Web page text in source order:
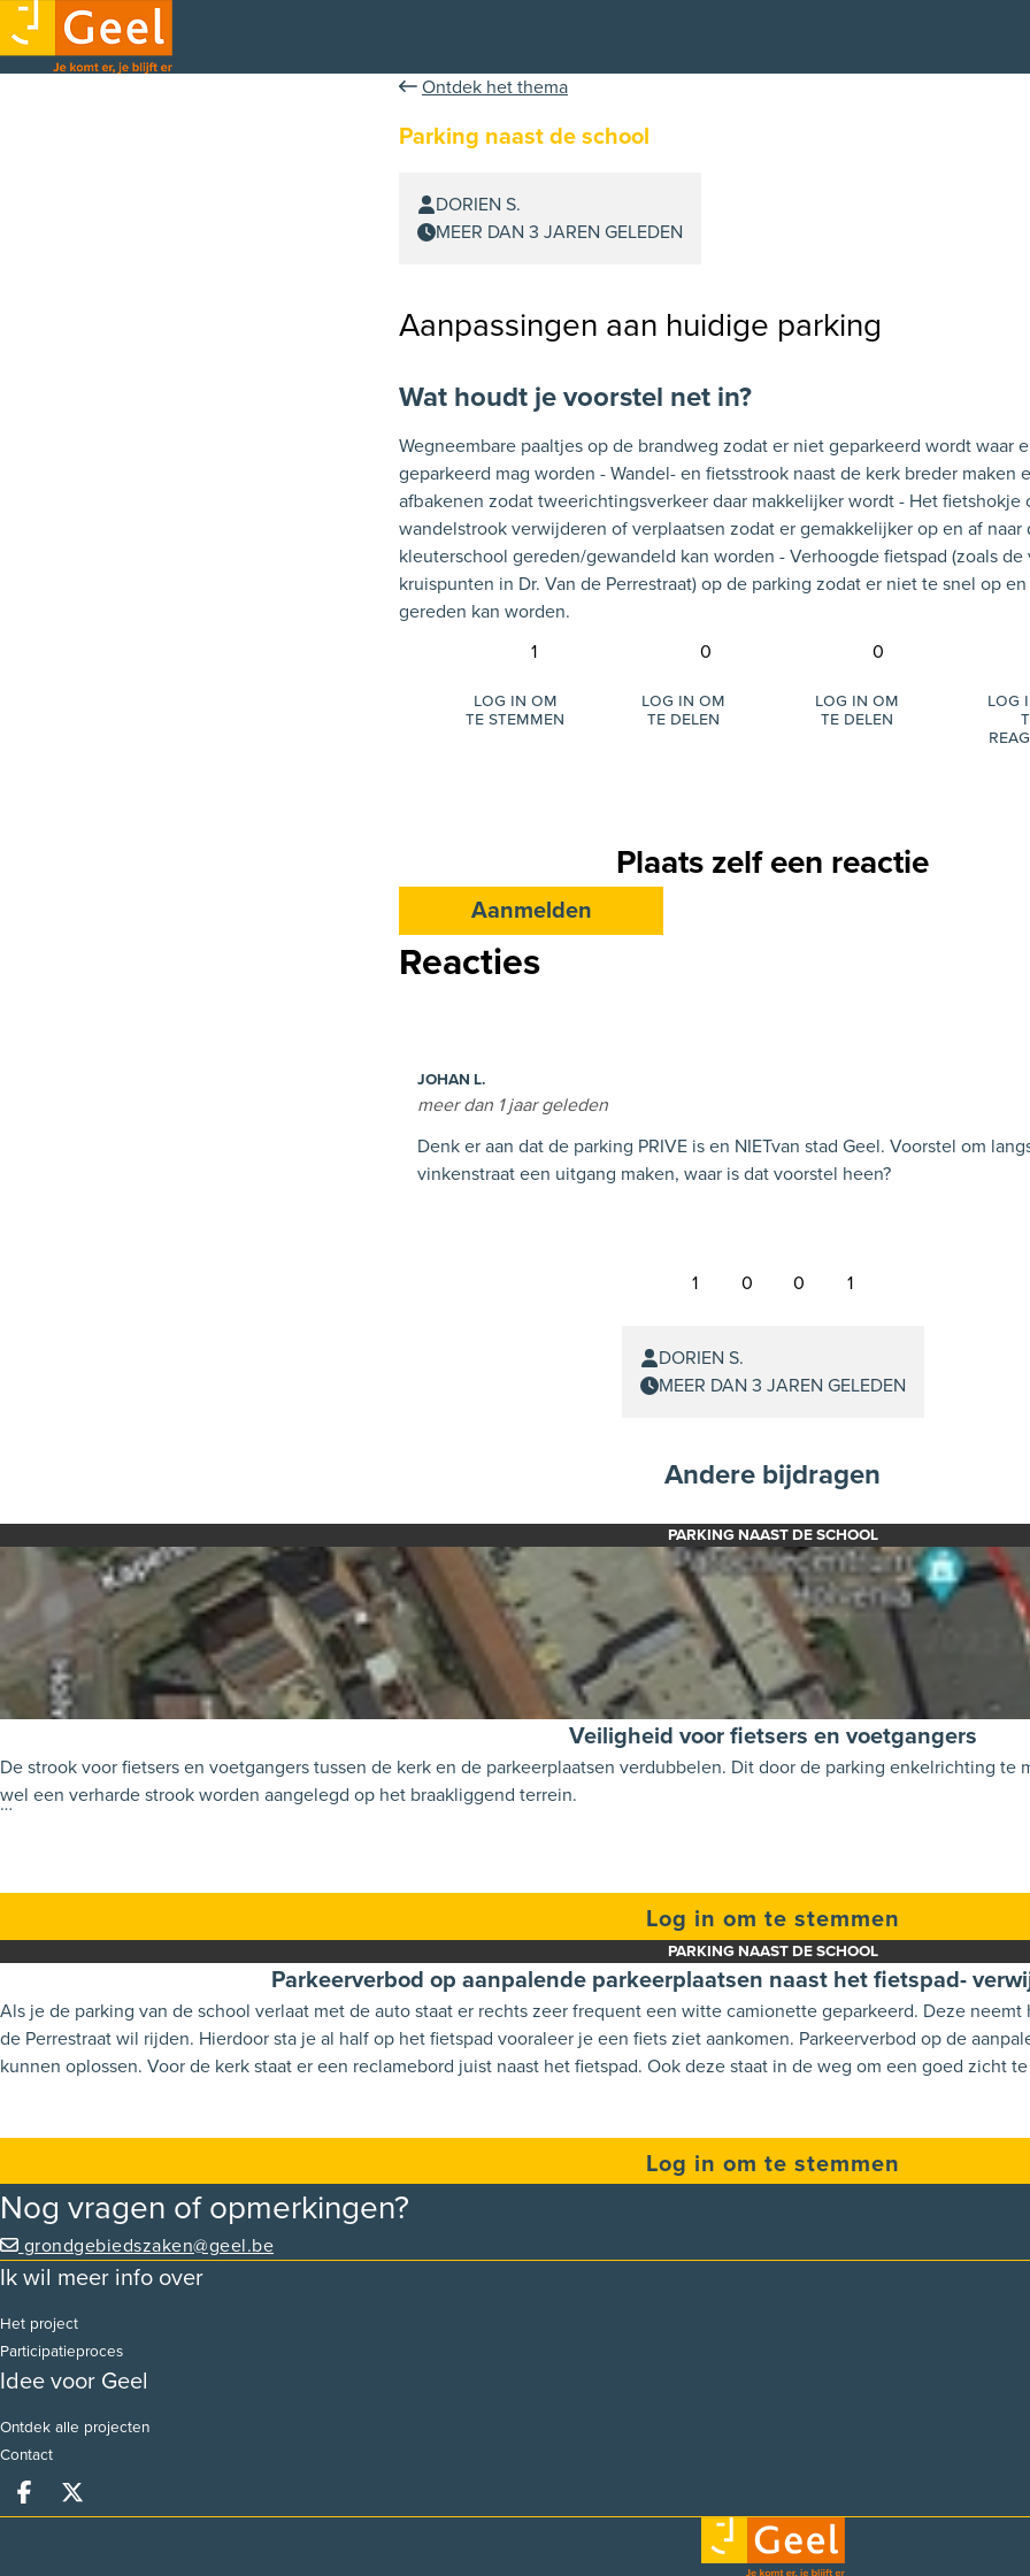
Ontdek het thema
Parking naast de school
DORIEN S.
MEER DAN 3 JAREN GELEDEN
Aanpassingen aan huidige parking
Wat houdt je voorstel net in?
Wegneembare paaltjes op de brandweg zodat er niet geparkeerd wordt waar
geparkeerd mag worden - Wandel- en fietsstrook naast de kerk breder maken
afbakenen zodat tweerichtingsverkeer daar makkelijker wordt - Het fietshokje
wandelstrook verwijderen of verplaatsen zodat er gemakkelijker op en af naar
kleuterschool gereden/gewandeld kan worden - Verhoogde fietspad (zoals de
kruispunten in Dr. Van de Perrestraat) op de parking zodat er niet te snel op
gereden kan worden.
1
Log in om
te stemmen
0
Log in om
te delen
0
Log in om
te delen
Log
Plaats zelf een reactie
Aanmelden
Reacties
JOHAN L.
meer dan 1 jaar geleden
Denk er aan dat de parking PRIVE is en NIETvan stad Geel. Voorstel om
vinkenstraat een uitgang maken, waar is dat voorstel heen?
1 0 0 1
DORIEN S.
MEER DAN 3 JAREN GELEDEN
Andere bijdragen
PARKING NAAST DE SCHOOL
Veiligheid voor fietsers en voetgangers
De strook voor fietsers en voetgangers tussen de kerk en de parkeerplaatsen verdubbelen. Dit door de parking enkelrichting te
wel een verharde strook worden aangelegd op het braakliggend terrein.
Log in om te stemmen
PARKING NAAST DE SCHOOL
Parkeerverbod op aanpalende parkeerplaatsen naast het fietspad-
Als je de parking van de school verlaat met de auto staat er rechts zeer frequent een witte camionette geparkeerd. Deze
de Perrestraat wil rijden. Hierdoor sta je al half op het fietspad vooraleer je een fiets ziet aankomen. Parkeerverbod op de
kunnen oplossen. Voor de kerk staat er een reclamebord juist naast het fietspad. Ook deze staat in de weg om een goed zicht te hebben op het fietspad. Deze zou eventueel kunnen verplaatst
Log in om te stemmen
Nog vragen of opmerkingen?
grondgebiedszaken@geel.be
Ik wil meer info over
Het project
Participatieproces
Idee voor Geel
Ontdek alle projecten
Contact
Deel op facebook
Deel op X